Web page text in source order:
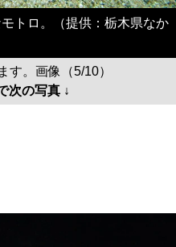
トロ。（提供：栃木県なか
す。画像（5/10）
次の写真 ↓